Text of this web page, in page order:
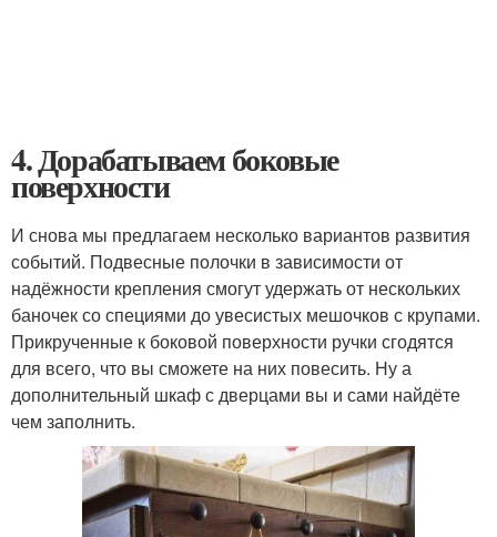
4. Дорабатываем боковые
поверхности
И снова мы предлагаем несколько вариантов развития
событий. Подвесные полочки в зависимости от
надёжности крепления смогут удержать от нескольких
баночек со специями до увесистых мешочков с крупами.
Прикрученные к боковой поверхности ручки сгодятся
для всего, что вы сможете на них повесить. Ну а
дополнительный шкаф с дверцами вы и сами найдёте
чем заполнить.